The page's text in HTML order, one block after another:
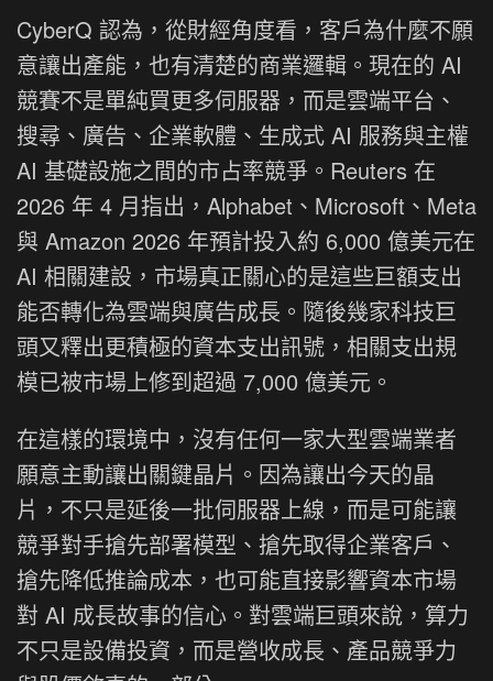
CyberQ 認為，從財經角度看，客戶為什麼不願
意讓出產能，也有清楚的商業邏輯。現在的 AI
競賽不是單純買更多伺服器，而是雲端平台、
搜尋、廣告、企業軟體、生成式 AI 服務與主權
AI 基礎設施之間的市占率競爭。Reuters 在
2026 年 4 月指出，Alphabet、Microsoft、Meta
與 Amazon 2026 年預計投入約 6,000 億美元在
AI 相關建設，市場真正關心的是這些巨額支出
能否轉化為雲端與廣告成長。隨後幾家科技巨
頭又釋出更積極的資本支出訊號，相關支出規
模已被市場上修到超過 7,000 億美元。
在這樣的環境中，沒有任何一家大型雲端業者
願意主動讓出關鍵晶片。因為讓出今天的晶
片，不只是延後一批伺服器上線，而是可能讓
競爭對手搶先部署模型、搶先取得企業客戶、
搶先降低推論成本，也可能直接影響資本市場
對 AI 成長故事的信心。對雲端巨頭來說，算力
不只是設備投資，而是營收成長、產品競爭力